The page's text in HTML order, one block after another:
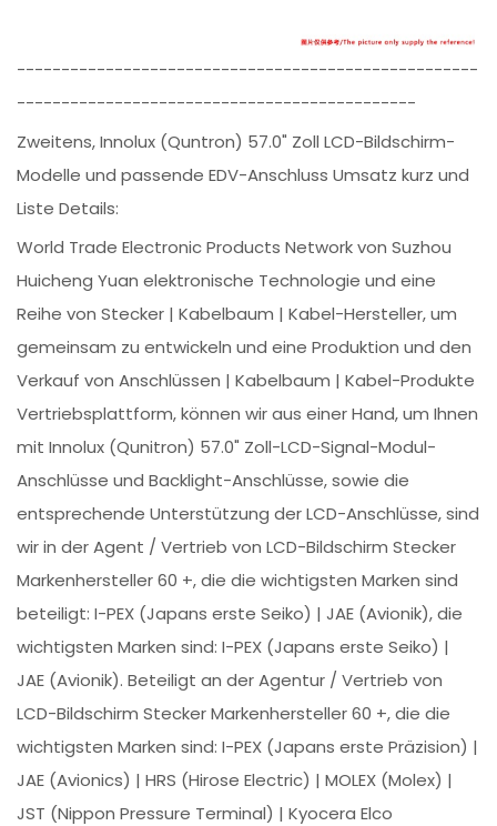
----------------------------------------------------
---------------------------------------------
Zweitens, Innolux (Quntron) 57.0" Zoll LCD-Bildschirm-
Modelle und passende EDV-Anschluss Umsatz kurz und
Liste Details:
World Trade Electronic Products Network von Suzhou
Huicheng Yuan elektronische Technologie und eine
Reihe von Stecker | Kabelbaum | Kabel-Hersteller, um
gemeinsam zu entwickeln und eine Produktion und den
Verkauf von Anschlüssen | Kabelbaum | Kabel-Produkte
Vertriebsplattform, können wir aus einer Hand, um Ihnen
mit Innolux (Qunitron) 57.0" Zoll-LCD-Signal-Modul-
Anschlüsse und Backlight-Anschlüsse, sowie die
entsprechende Unterstützung der LCD-Anschlüsse, sind
wir in der Agent / Vertrieb von LCD-Bildschirm Stecker
Markenhersteller 60 +, die die wichtigsten Marken sind
beteiligt: I-PEX (Japans erste Seiko) | JAE (Avionik), die
wichtigsten Marken sind: I-PEX (Japans erste Seiko) |
JAE (Avionik). Beteiligt an der Agentur / Vertrieb von
LCD-Bildschirm Stecker Markenhersteller 60 +, die die
wichtigsten Marken sind: I-PEX (Japans erste Präzision) |
JAE (Avionics) | HRS (Hirose Electric) | MOLEX (Molex) |
JST (Nippon Pressure Terminal) | Kyocera Elco